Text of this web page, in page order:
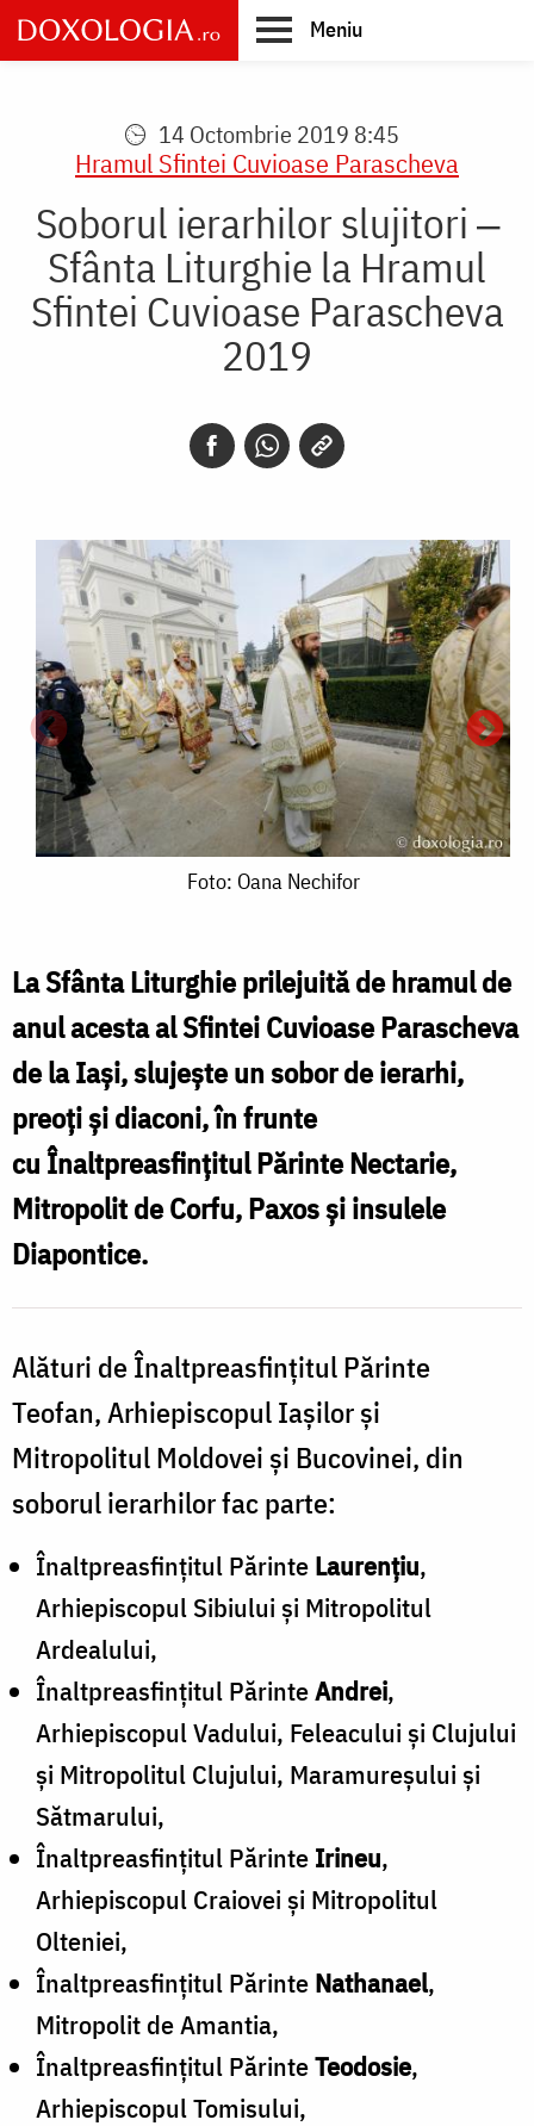
Skip
to
main
Meniu
14 Octombrie 2019 8:45
Hramul Sfintei Cuvioase Parascheva
Soborul ierarhilor slujitori ‒
Sfânta Liturghie la Hramul
Sfintei Cuvioase Parascheva
2019
Nechifor
Foto: Oana Nechifor
La Sfânta Liturghie prilejuită de hramul de
anul acesta al Sfintei Cuvioase Parascheva
de la Iași, slujește un sobor de ierarhi,
preoți și diaconi, în frunte
cu Înaltpreasfinţitul PărinteNectarie,
Mitropolit de Corfu, Paxos şi insulele
Diapontice.
Alături de Înaltpreasfinţitul Părinte
Teofan, Arhiepiscopul Iaşilor şi
Mitropolitul Moldovei şi Bucovinei, din
soborul ierarhilor fac parte:
Înaltpreasfinţitul Părinte Laurenţiu,
Arhiepiscopul Sibiului şi Mitropolitul
Ardealului,
Înaltpreasfinţitul PărinteAndrei,
Arhiepiscopul Vadului, Feleacului şi Clujului
şi Mitropolitul Clujului, Maramureşului şi
Sătmarului,
Înaltpreasfinţitul Părinte Irineu,
Arhiepiscopul Craiovei şi Mitropolitul
Olteniei,
Înaltpreasfinţitul Părinte Nathanael,
Mitropolit de Amantia,
Înaltpreasfinţitul PărinteTeodosie,
Arhiepiscopul Tomisului,